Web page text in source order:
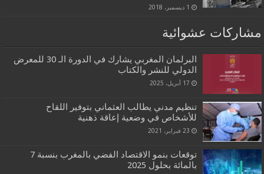
1 ديسمبر، 2018
مشاركات عشوائية
البرلمان المغربي يشارك في الدورة الـ 30 للمعرض
الدولي للنشر والكتاب
17 أبريل، 2025
تنظيم مدني يطالب العثماني بتوفير اللقاح
للأشخاص في وضعية إعاقة ذهنية
23 فبراير، 2021
توقعات بنمو الاقتصاد الفضي بالمغرب بنسبة 7
بالمائة بحلول 2025